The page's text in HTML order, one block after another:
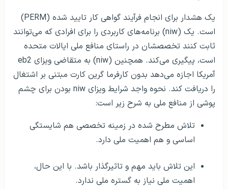
یک هشدار برای انجام فرآیند گواهی کار تایید شده (PERM)
است. یک (niw) برنامه‌های کاربردی را برای افرادی که می‌توانند
ثابت کنند تخصصشان در راستای منافع ملی ایالات متحده
است، پیگیری می‌کند. همچنین (niw) به متقاضی ویزای eb2
آمریکا اجازه می‌دهد بدون کارفرما گرین کارت مبتنی بر اشتغال
را دریافت کند. نحوه واجد شرایط ویزای niw بودن برای چشم
پوشی از منافع ملی به شرح زیر است:
تلاش مطرح شده در زمینه تخصصی هم شایستگی
اساسی و هم اهمیت ملی دارد.
این تلاش باید مهم و تاثیرگذار باشد. با این حال،
اهمیت ملی نیاز به گستره ملی ندارد.